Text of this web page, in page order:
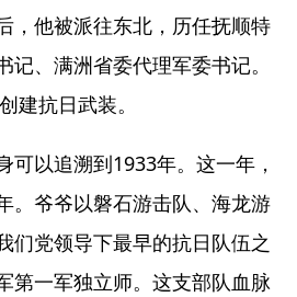
，他被派往东北，历任抚顺特
、满洲省委代理军委书记。
建抗日武装。
可以追溯到1933年。这一年，
。爷爷以磐石游击队、海龙游
们党领导下最早的抗日队伍之
一军独立师。这支部队血脉